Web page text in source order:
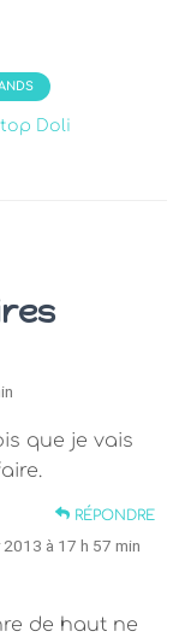
top Doli
que je vais
RÉPONDRE
2013 à 17 h 57 min
de haut ne